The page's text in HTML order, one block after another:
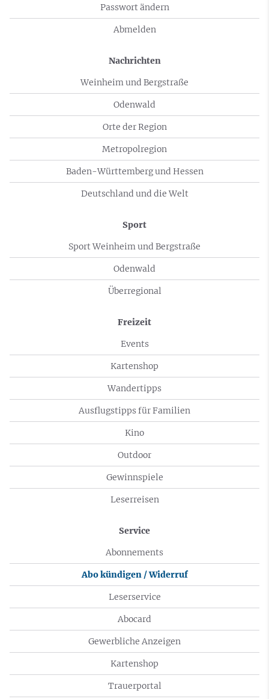
Passwort ändern
Abmelden
Nachrichten
Weinheim und Bergstraße
Odenwald
Orte der Region
Metropolregion
Baden-Württemberg und Hessen
Deutschland und die Welt
Sport
Sport Weinheim und Bergstraße
Odenwald
Überregional
Freizeit
Events
Kartenshop
Wandertipps
Ausflugstipps für Familien
Kino
Outdoor
Gewinnspiele
Leserreisen
Service
Abonnements
Abo kündigen / Widerruf
Leserservice
Abocard
Gewerbliche Anzeigen
Kartenshop
Trauerportal